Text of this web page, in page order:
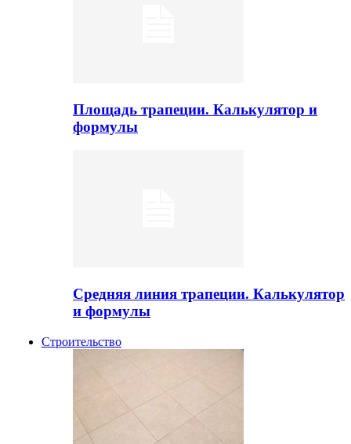
Площадь трапеции. Калькулятор и
формулы
Средняя линия трапеции. Калькулятор
и формулы
Строительство